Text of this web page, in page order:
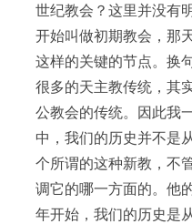
世纪教会？这里并没有
开始叫做初期教会，那
这样的关键的节点。换
很多的天主教传统，其
公教会的传统。因此我
中，我们的历史并不是
个所谓的这种新教，不
调它的哪一方面的。他
年开始，我们的历史是